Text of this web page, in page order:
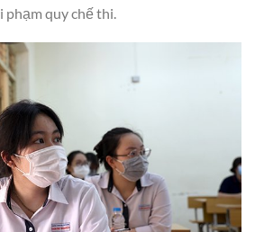
phạm quy chế thi.